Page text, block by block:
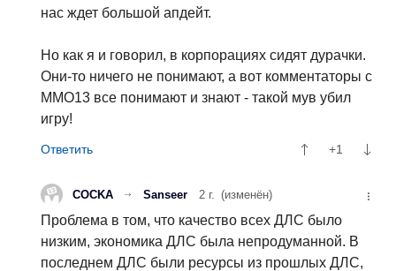
нас ждет большой апдейт.
Но как я и говорил, в корпорациях сидят дурачки.
Они-то ничего не понимают, а вот комментаторы с
ММО13 все понимают и знают - такой мув убил
игру!
+1
COCKA Sanseer 2 г. (изменён)
Проблема в том, что качество всех ДЛС было
низким, экономика ДЛС была непродуманной. В
последнем ДЛС были ресурсы из прошлых ДЛС,